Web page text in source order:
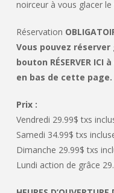
noirceur à vous glacer le
Réservation
Vous pouvez
bouton RÉSERVER
en bas de cette page.
Prix :
Vendredi 29.99$ txs
Samedi 34.99$ txs
Dimanche 29.99$ txs
Lundi action de grâce